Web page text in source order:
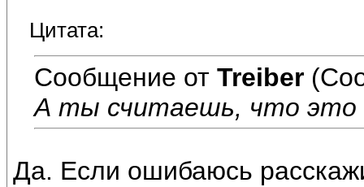
Цитата:
Сообщение от Treiber
А ты считаешь, что это
Да. Если ошибаюсь